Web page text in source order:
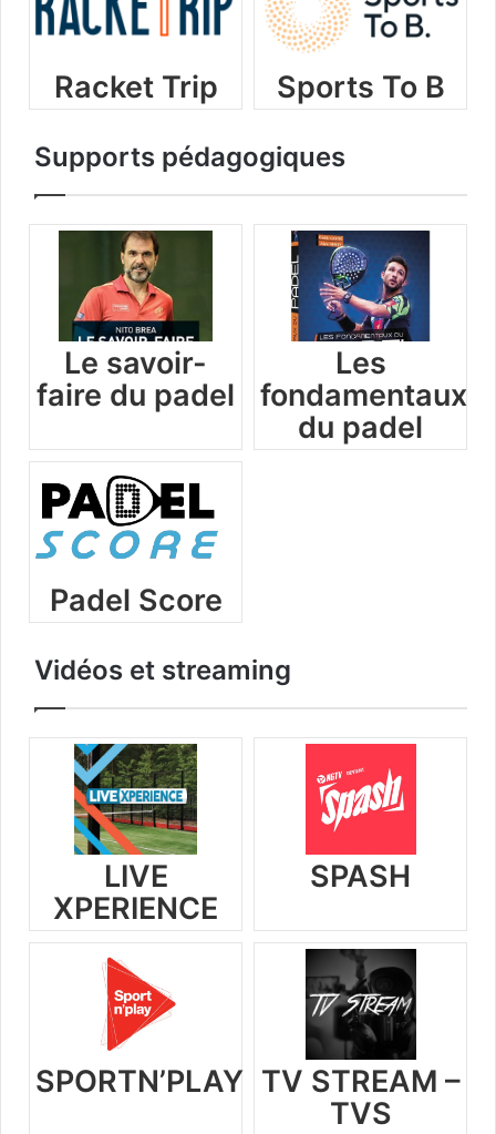
Racket Trip Sports To B
Supports pédagogiques
Le savoir-
faire du padel
Les
fondamentaux
du padel
Padel Score
Vidéos et streaming
LIVE
XPERIENCE
SPASH
SPORTN’PLAY TV STREAM –
TVS